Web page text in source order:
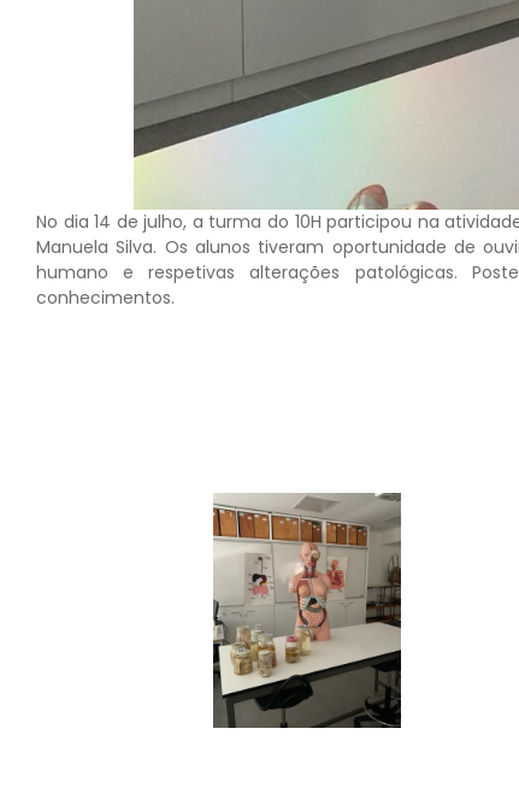
No dia 14 de julho, a turma do 10H participou na
Manuela Silva. Os alunos tiveram oportunidade de
humano e respetivas alterações patológicas.
conhecimentos.